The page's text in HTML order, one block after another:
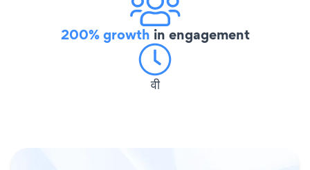
200% growth in engagement
वी